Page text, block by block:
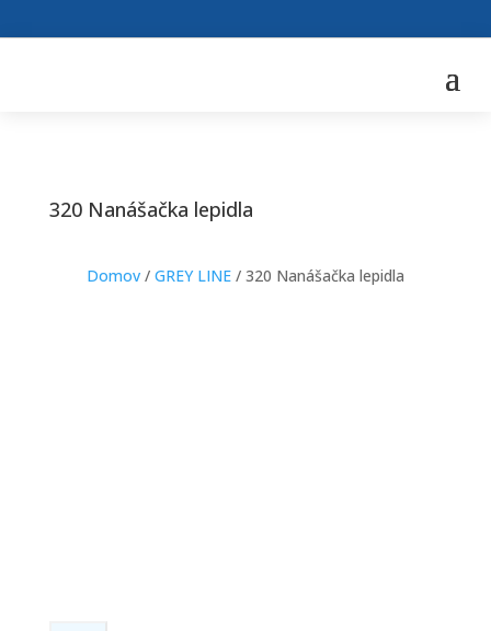
320 Nanášačka lepidla
Domov/ GREY LINE/ 320 Nanášačka lepidla